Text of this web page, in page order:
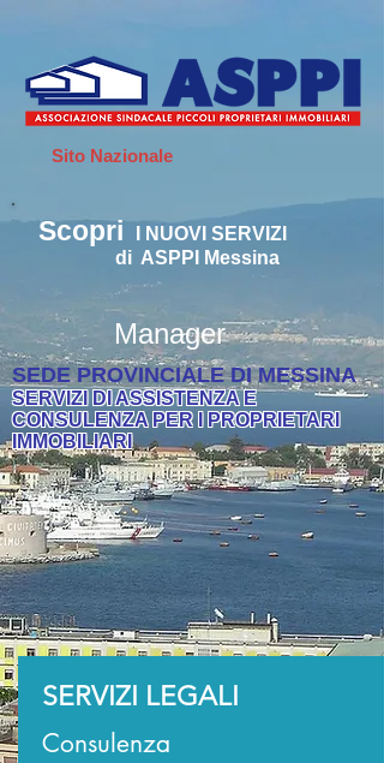
Sito Nazionale
Scopri
NUOVI SERVIZI
di ASPPI Messina
Manager
SEDE PROVINCIALE DI MESSINA
SERVIZI DI ASSISTENZA E
CONSULENZA PER I PROPRIETARI
IMMOBILIARI
SERVIZI LEGALI
Consulenza